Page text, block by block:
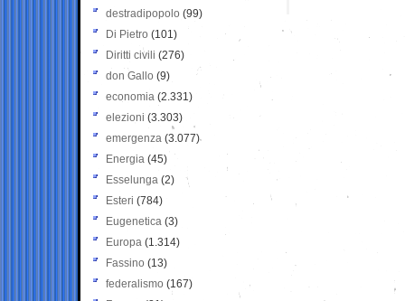
destradipopolo (99)
Di Pietro (101)
Diritti civili (276)
don Gallo (9)
economia (2.331)
elezioni (3.303)
emergenza (3.077)
Energia (45)
Esselunga (2)
Esteri (784)
Eugenetica (3)
Europa (1.314)
Fassino (13)
federalismo (167)